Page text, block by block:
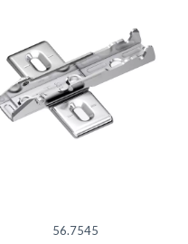
56.7545